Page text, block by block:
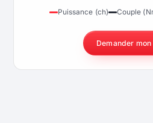
Puissance (ch) Couple
Demander